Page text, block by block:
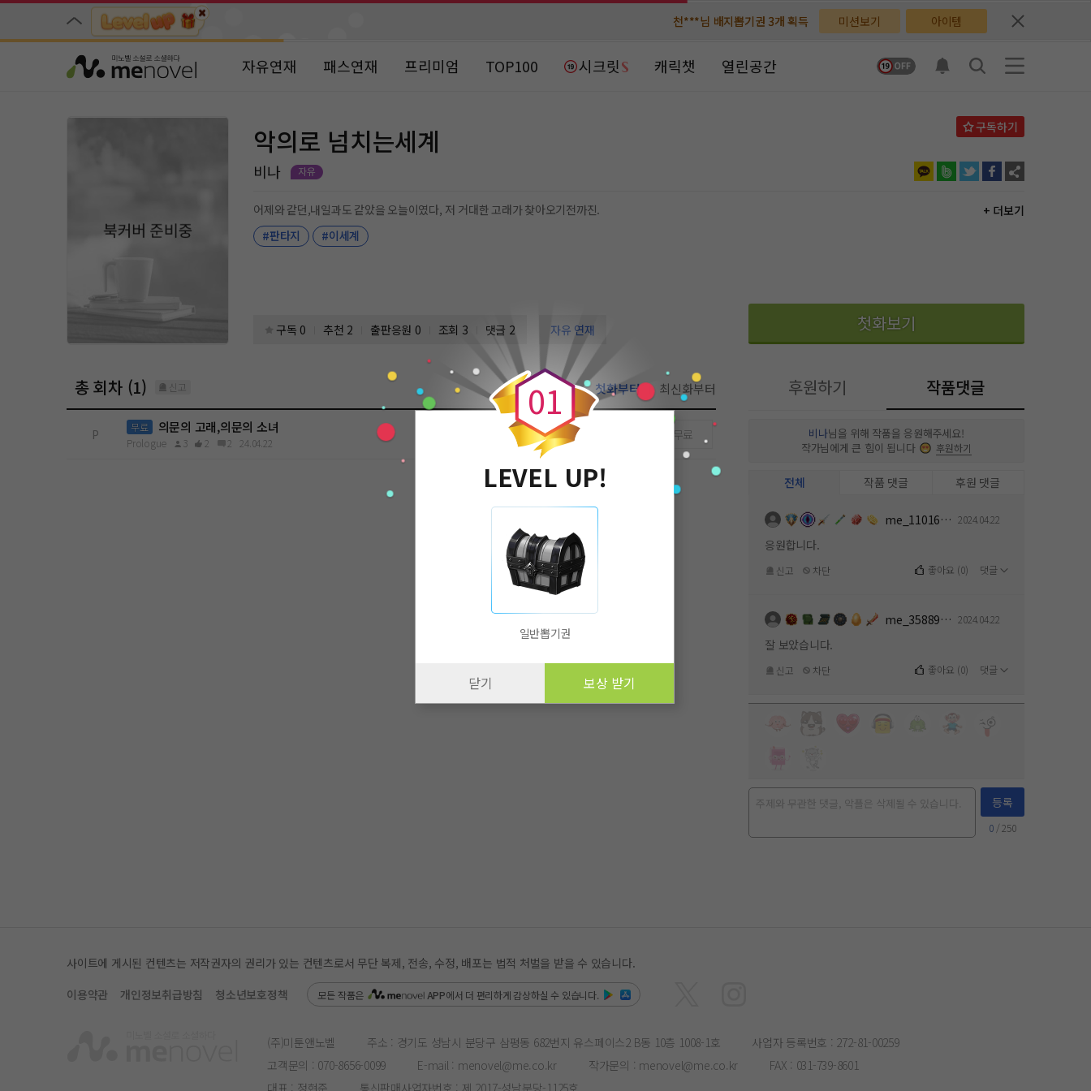
천***님 배지뽑기권 3개 획득
천***님 배지뽑기권 3개 획득
메**님 노벨패스 체험권 3일 획득
메**님 노벨패스 체험권 3일 획득
미션보기 아이템
자유연재 패스연재 프리미엄 TOP100 시크릿 캐릭챗 열린공간
악의로 넘치는세계
비나
어제와 같던,내일과도 같았을 오늘이였다, 저 거대한 고래가 찾아오기전까진.
+ 더보기
#판타지
#이세계
구독 0 추천 2 출판응원 0 조회 3 댓글 2 자유 연재 첫화보기
총 회차 (1) 신고 첫화부터 최신화부터
P 무료 의문의 고래,의문의 소녀
Prologue 3 2 2 24.04.22
무료
후원하기 작품댓글
비나님을 위해 작품을 응원해주세요!
작가님에게 큰 힘이 됩니다
후원하기
전체 작품 댓글 후원 댓글
me_1101619112 2024.04.22
응원합니다.
신고 차단 좋아요 (0) 댓글
me_358891154 2024.04.22
잘 보았습니다.
신고 차단 좋아요 (0) 댓글
등록
0 / 250
0
0
1
LEVEL UP!
일반뽑기권
닫기 보상 받기
사이트에 게시된 컨텐츠는 저작권자의 권리가 있는 컨텐츠로서 무단 복제, 전송, 수정, 배포는 법적 처벌을 받을 수 있습니다.
이용약관
개인정보취급방침 청소년보호정책 모든 작품은 APP에서 더 편리하게 감상하실 수 있습니다.
(주)미툰앤노벨 주소 : 경기도 성남시 분당구 삼평동 682번지 유스페이스2 B동 10층 1008-1호
사업자 등록번호 : 272-81-00259
고객문의 : 070-8656-0099 E-mail : menovel@me.co.kr 작가문의 : menovel@me.co.kr
FAX : 031-739-8601
대표 : 정현준
통신판매사업자번호 : 제 2017-성남분당-1125호